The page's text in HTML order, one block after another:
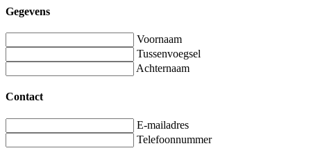
Gegevens
Voornaam
Tussenvoegsel
Achternaam
Contact
E-mailadres
Telefoonnummer